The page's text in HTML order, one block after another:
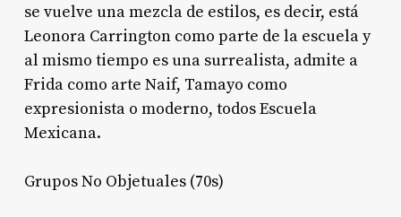
se vuelve una mezcla de estilos, es decir, está
Leonora Carrington como parte de la escuela y
al mismo tiempo es una surrealista, admite a
Frida como arte Naif, Tamayo como
expresionista o moderno, todos Escuela
Mexicana.
Grupos No Objetuales (70s)